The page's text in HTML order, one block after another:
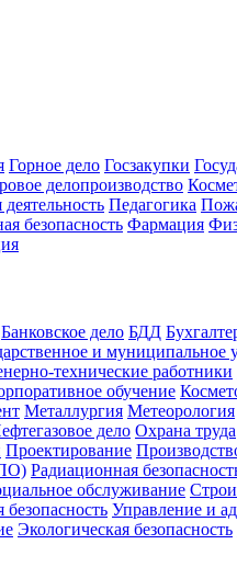
Горное дело Госзакупки
делопроизводство
Педагогика
безопасность Фармация
Банковское дело БДД
и муниципальное
технические работники
обучение
Металлургия Метеорология
дело Охрана труда
Проектирование
Радиационная
обслуживание
безопасность Управление и
Экологическая безопасность